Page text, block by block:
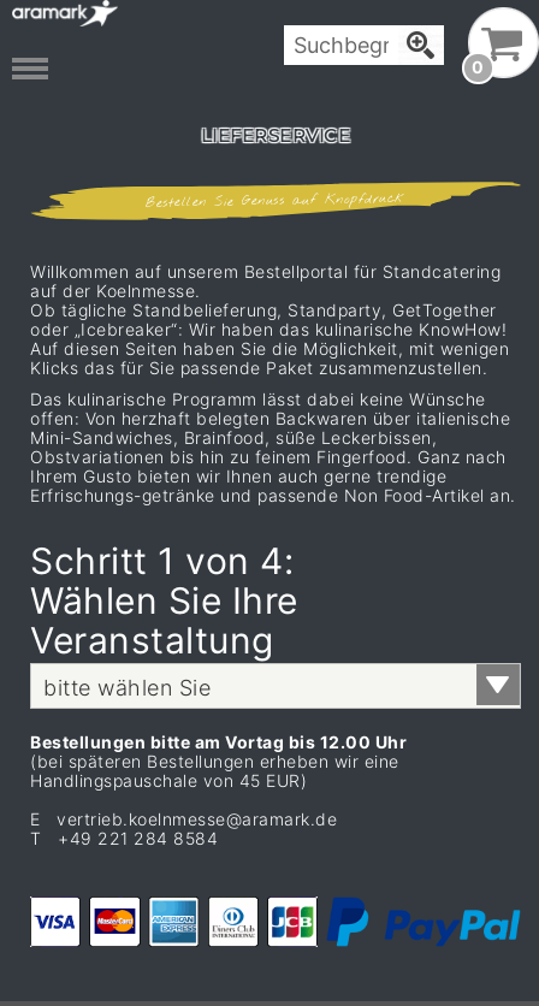
0
LIEFERSERVICE
Bestellen Sie Genuss auf Knopfdruck
Willkommen auf unserem Bestellportal für Standcatering
auf der Koelnmesse.
Ob tägliche Standbelieferung, Standparty, GetTogether
oder „Icebreaker“: Wir haben das kulinarische KnowHow!
Auf diesen Seiten haben Sie die Möglichkeit, mit wenigen
Klicks das für Sie passende Paket zusammenzustellen.
Das kulinarische Programm lässt dabei keine Wünsche
offen: Von herzhaft belegten Backwaren über italienische
Mini-Sandwiches, Brainfood, süße Leckerbissen,
Obstvariationen bis hin zu feinem Fingerfood. Ganz nach
Ihrem Gusto bieten wir Ihnen auch gerne trendige
Erfrischungs-getränke und passende Non Food-Artikel an.
Schritt 1 von 4:
Wählen Sie Ihre
Veranstaltung
bitte wählen Sie
Bestellungen bitte am Vortag bis 12.00 Uhr
(bei späteren Bestellungen erheben wir eine
Handlingspauschale von 45 EUR)
E vertrieb.koelnmesse@aramark.de
T +49 221 284 8584